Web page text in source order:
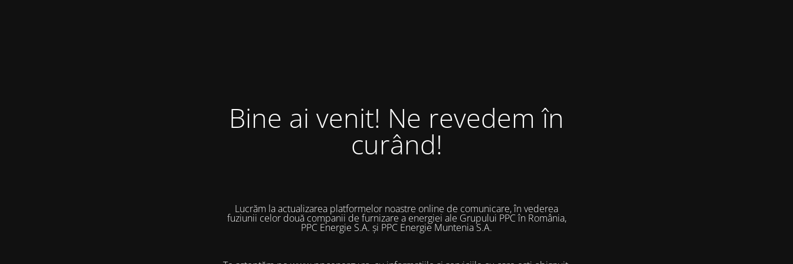
Bine ai venit! Ne revedem în
curând!
Lucrăm la actualizarea platformelor noastre online de comunicare, în vederea
fuziunii celor două companii de furnizare a energiei ale Grupului PPC în România,
PPC Energie S.A. și PPC Energie Muntenia S.A.